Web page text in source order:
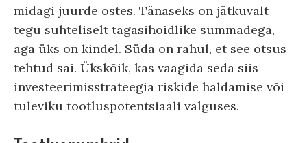
midagi juurde ostes. Tänaseks on jätkuvalt
tegu suhteliselt tagasihoidlike summadega,
aga üks on kindel. Süda on rahul, et see otsus
tehtud sai. Ükskõik, kas vaagida seda siis
investeerimisstrateegia riskide haldamise või
tuleviku tootluspotentsiaali valguses.